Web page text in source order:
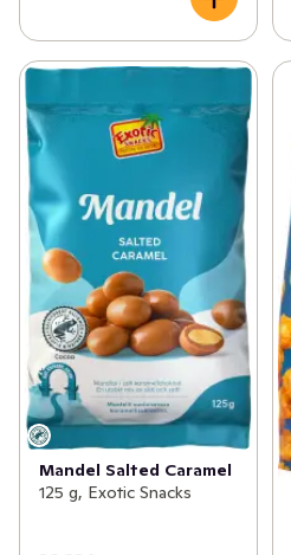
Mandel Salted Caramel
125 g, Exotic Snacks